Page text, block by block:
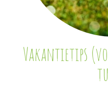
Vakantietips